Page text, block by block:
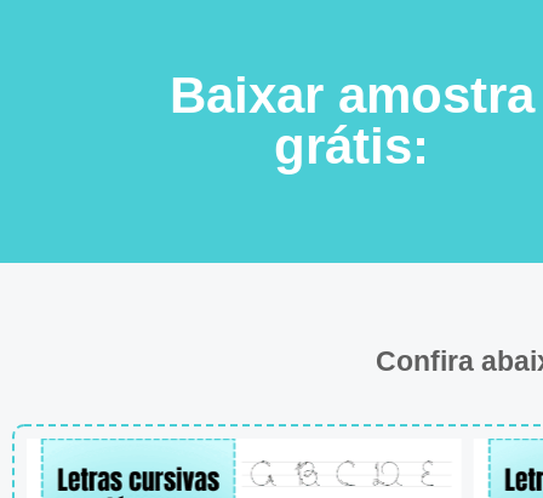
Baixar amostra
grátis:
Confira